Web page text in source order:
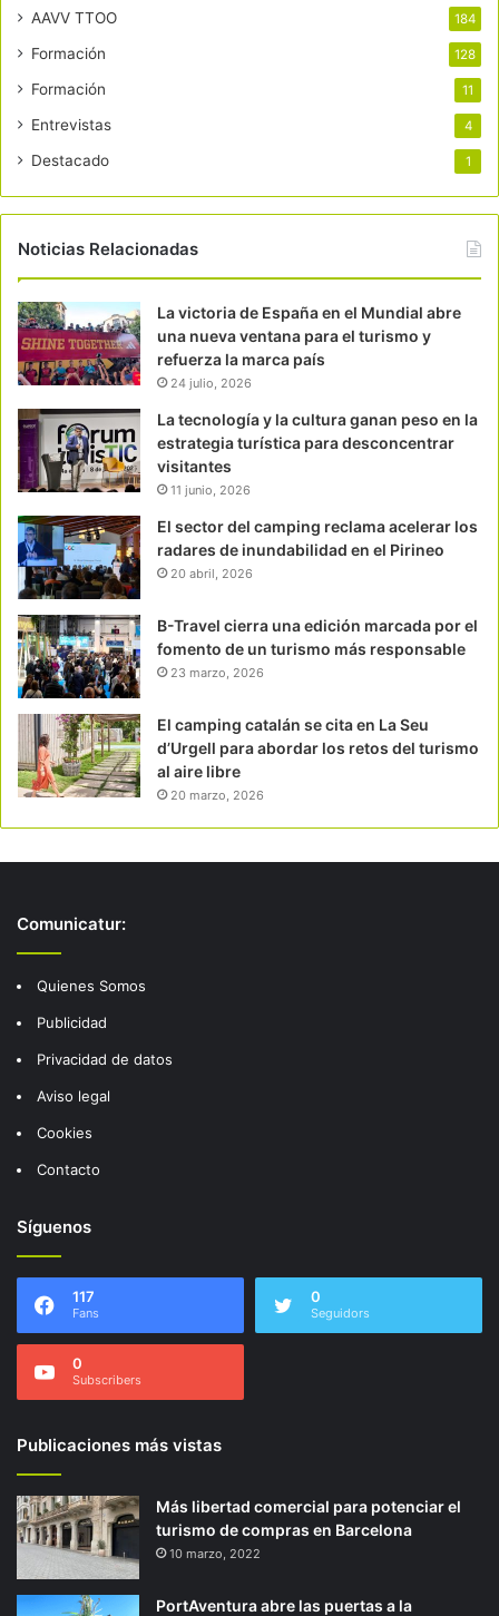
AAVV TTOO 184
Formación 128
Formación 11
Entrevistas 4
Destacado 1
Noticias Relacionadas
La victoria de España en el Mundial abre
una nueva ventana para el turismo y
refuerza la marca país
24 julio, 2026
La tecnología y la cultura ganan peso en la
estrategia turística para desconcentrar
visitantes
11 junio, 2026
El sector del camping reclama acelerar los
radares de inundabilidad en el Pirineo
20 abril, 2026
B-Travel cierra una edición marcada por el
fomento de un turismo más responsable
23 marzo, 2026
El camping catalán se cita en La Seu
d’Urgell para abordar los retos del turismo
al aire libre
20 marzo, 2026
Comunicatur:
Quienes Somos
Publicidad
Privacidad de datos
Aviso legal
Cookies
Contacto
Síguenos
117
Fans
0
Seguidors
0
Subscribers
Publicaciones más vistas
Más libertad comercial para potenciar el
turismo de compras en Barcelona
10 marzo, 2022
PortAventura abre las puertas a la